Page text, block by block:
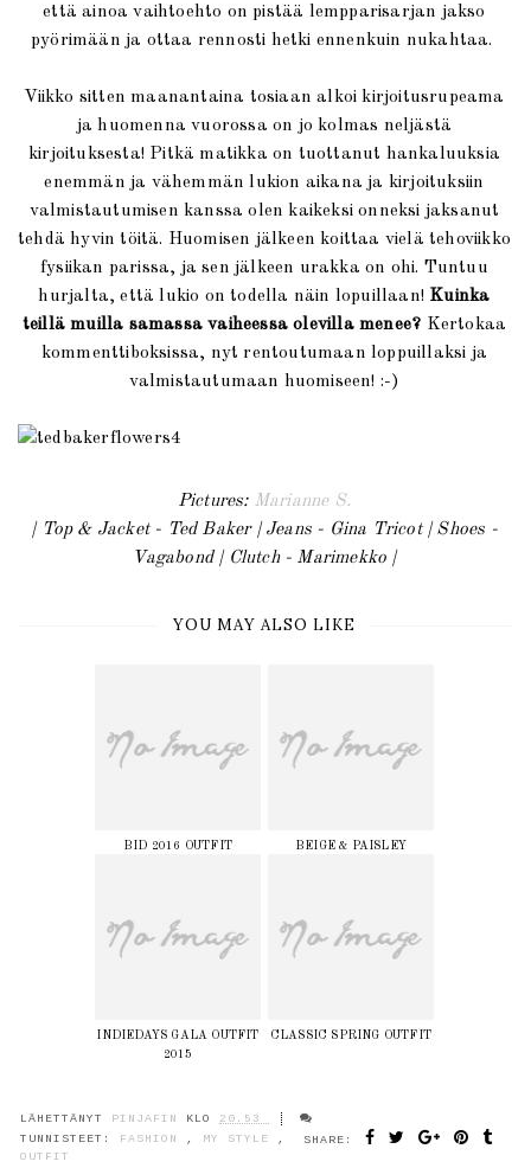
että ainoa vaihtoehto on pistää lempparisarjan jakso
pyörimään ja ottaa rennosti hetki ennenkuin nukahtaa.
Viikko sitten maanantaina tosiaan alkoi kirjoitusrupeama
ja huomenna vuorossa on jo kolmas neljästä
kirjoituksesta! Pitkä matikka on tuottanut hankaluuksia
enemmän ja vähemmän lukion aikana ja kirjoituksiin
valmistautumisen kanssa olen kaikeksi onneksi jaksanut
tehdä hyvin töitä. Huomisen jälkeen koittaa vielä tehoviikko
fysiikan parissa, ja sen jälkeen urakka on ohi. Tuntuu
hurjalta, että lukio on todella näin lopuillaan! Kuinka
teillä muilla samassa vaiheessa olevilla menee? Kertokaa
kommenttiboksissa, nyt rentoutumaan loppuillaksi ja
valmistautumaan huomiseen! :-)
Pictures: Marianne S.
| Top & Jacket - Ted Baker | Jeans - Gina Tricot | Shoes -
Vagabond | Clutch - Marimekko |
YOU MAY ALSO LIKE
BID 2016 OUTFIT BEIGE & PAISLEY
INDIEDAYS GALA OUTFIT
2015
CLASSIC SPRING OUTFIT
LÄHETTÄNYT PINJAFIN KLO 20.53
SHARE:
TUNNISTEET: FASHION , MY STYLE
,
OUTFIT